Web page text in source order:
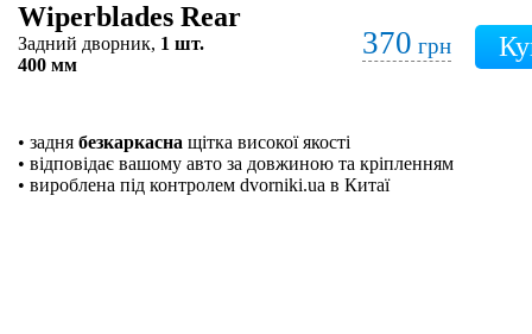
Wiperblades Rear
Задний дворник, 1 шт.
400 мм
370 грн
• задня безкаркасна щітка високої якості
• відповідає вашому авто за довжиною та кріпленням
• вироблена під контролем dvorniki.ua в Китаї